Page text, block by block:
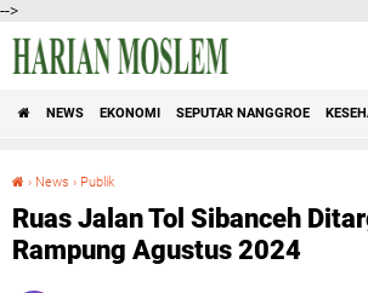
-->
NEWS EKONOMI SEPUTAR NANGGROE
› News › Publik
Ruas Jalan Tol Sibanceh
Rampung Agustus 2024